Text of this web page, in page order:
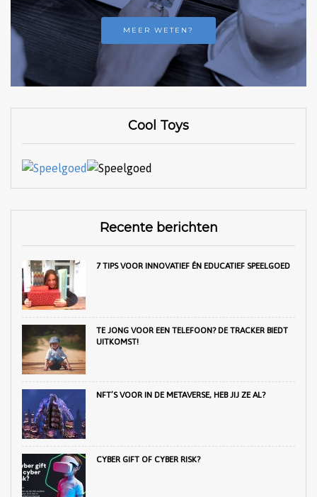
MEER WETEN?
Cool Toys
Recente berichten
7 TIPS VOOR INNOVATIEF ÉN EDUCATIEF SPEELGOED
TE JONG VOOR EEN TELEFOON? DE TRACKER BIEDT
UITKOMST!
NFT’S VOOR IN DE METAVERSE, HEB JIJ ZE AL?
CYBER GIFT OF CYBER RISK?